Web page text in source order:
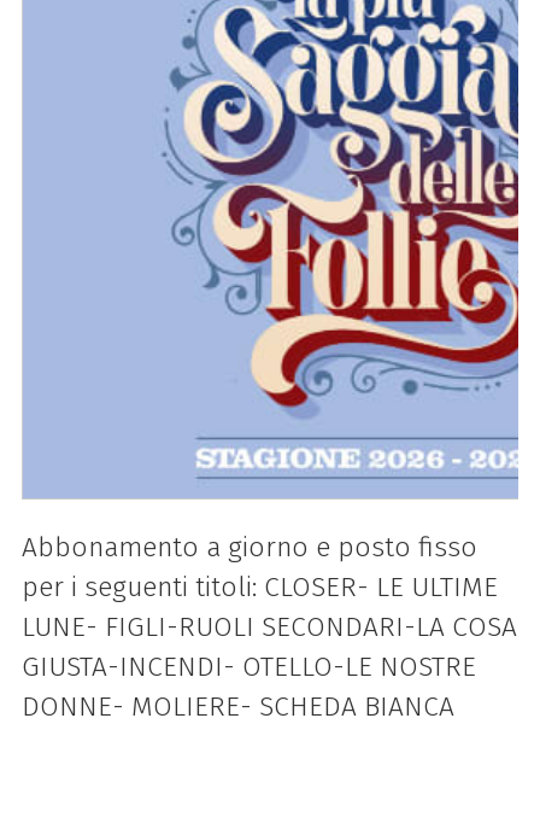
Abbonamento a giorno e posto fisso
per i seguenti titoli: CLOSER- LE ULTIME
LUNE- FIGLI-RUOLI SECONDARI-LA COSA
GIUSTA-INCENDI- OTELLO-LE NOSTRE
DONNE- MOLIERE- SCHEDA BIANCA